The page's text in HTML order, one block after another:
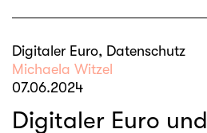
Digitaler Euro, Datenschutz
Michaela Witzel
07.06.2024
Digitaler Euro und